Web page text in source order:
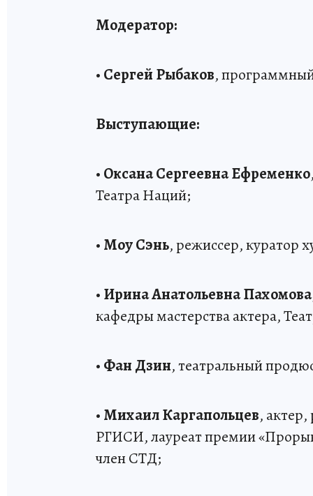
Модератор:
• Сергей Рыбаков,
Выступающие:
• Оксана Сергеевна Ефременко
Театра Наций;
• Моу Сэнь, режиссер, куратор
• Ирина Анатольевна Пахомова
кафедры мастерства актера,
• Фан Дзин, театральный
• Михаил Каргапольцев,
РГИСИ, лауреат премии
член СТД;